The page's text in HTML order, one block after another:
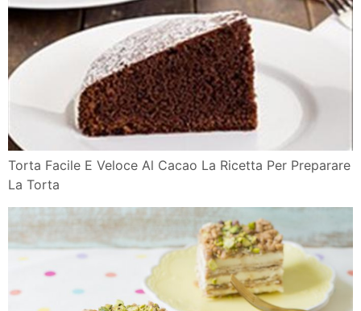
Torta Facile E Veloce Al Cacao La Ricetta Per Preparare
La Torta